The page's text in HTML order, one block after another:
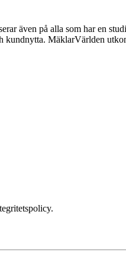
även på alla som har en
MäklarVärlden